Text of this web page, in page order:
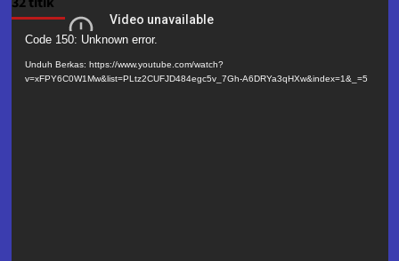
Pemutar
Video
Code 150: Unknown error.
Unduh Berkas: https://www.youtube.com/watch?
v=xFPY6C0W1Mw&list=PLtz2CUFJD484egc5v_7Gh-A6DRYa3qHXw&index=1&_=5